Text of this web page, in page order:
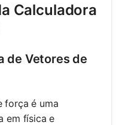
Calculadora
de Vetores de
força é uma
em física e